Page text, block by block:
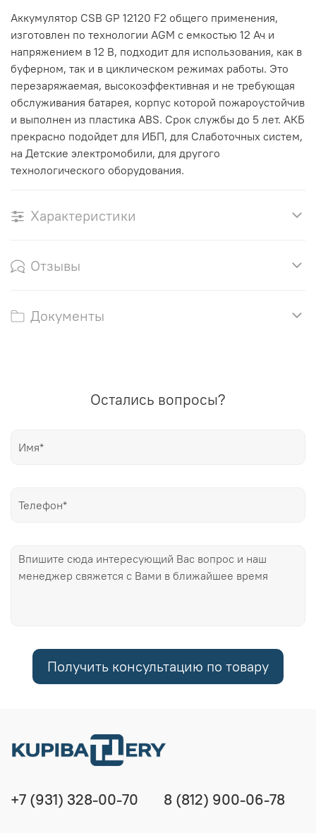
Аккумулятор CSB GP 12120 F2 общего применения,
изготовлен по технологии AGM с емкостью 12 Ач и
напряжением в 12 В, подходит для использования, как в
буферном, так и в циклическом режимах работы. Это
перезаряжаемая, высокоэффективная и не требующая
обслуживания батарея, корпус которой пожароустойчив
и выполнен из пластика ABS. Срок службы до 5 лет. АКБ
прекрасно подойдет для ИБП, для Слаботочных систем,
на Детские электромобили, для другого
технологического оборудования.
Характеристики
Отзывы
Документы
Остались вопросы?
Получить консультацию по товару
+7 (931) 328-00-70 8 (812) 900-06-78